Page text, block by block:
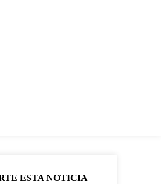
ESTA NOTICIA